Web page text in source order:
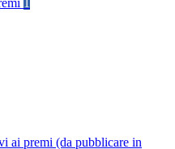
ai premi (da pubblicare in